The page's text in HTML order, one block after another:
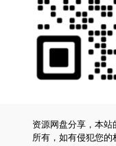
资源网盘分享，本
所有，如有侵犯您的